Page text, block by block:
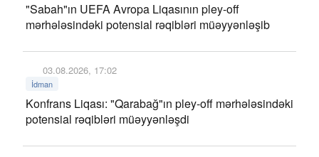
"Sabah"ın UEFA Avropa Liqasının pley-off
mərhələsindəki potensial rəqibləri müəyyənləşib
03.08.2026, 17:02
İdman
Konfrans Liqası: "Qarabağ"ın pley-off mərhələsindəki
potensial rəqibləri müəyyənləşdi